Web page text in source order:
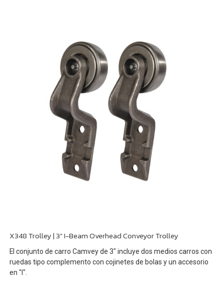
X348 Trolley | 3" I-Beam Overhead Conveyor Trolley
El conjunto de carro Camvey de 3" incluye dos medios carros con
ruedas tipo complemento con cojinetes de bolas y un accesorio
en "I".